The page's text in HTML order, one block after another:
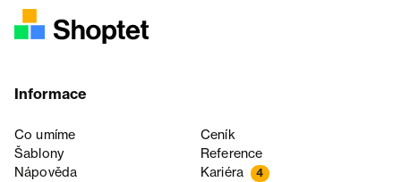
Informace
Co umíme
Ceník
Šablony
Reference
Nápověda
Kariéra 4